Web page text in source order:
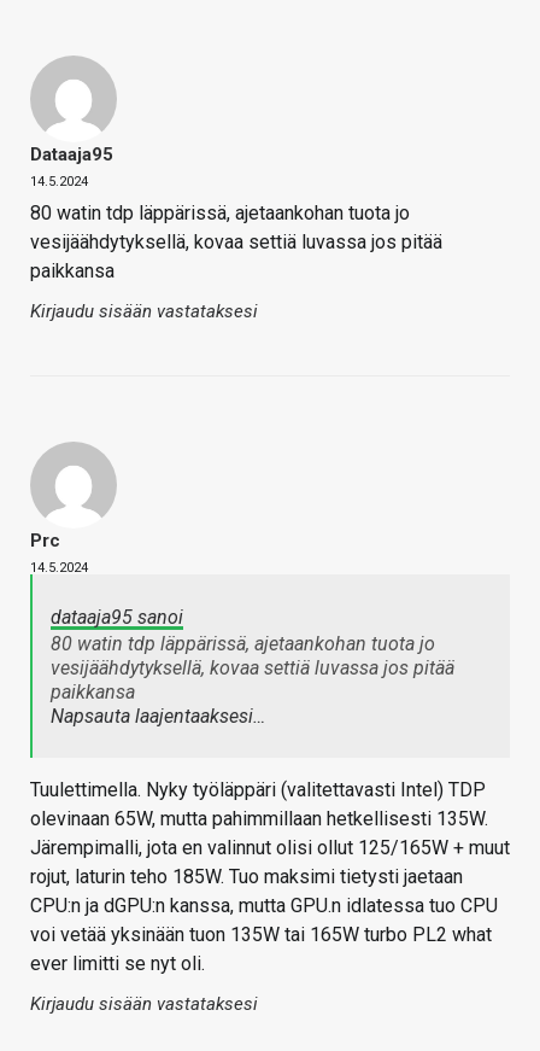
Dataaja95
14.5.2024
80 watin tdp läppärissä, ajetaankohan tuota jo
vesijäähdytyksellä, kovaa settiä luvassa jos pitää
paikkansa
Kirjaudu sisään vastataksesi
Prc
14.5.2024
dataaja95 sanoi
80 watin tdp läppärissä, ajetaankohan tuota jo
vesijäähdytyksellä, kovaa settiä luvassa jos pitää
paikkansa
Napsauta laajentaaksesi…
Tuulettimella. Nyky työläppäri (valitettavasti Intel) TDP
olevinaan 65W, mutta pahimmillaan hetkellisesti 135W.
Järempimalli, jota en valinnut olisi ollut 125/165W + muut
rojut, laturin teho 185W. Tuo maksimi tietysti jaetaan
CPU:n ja dGPU:n kanssa, mutta GPU.n idlatessa tuo CPU
voi vetää yksinään tuon 135W tai 165W turbo PL2 what
ever limitti se nyt oli.
Kirjaudu sisään vastataksesi